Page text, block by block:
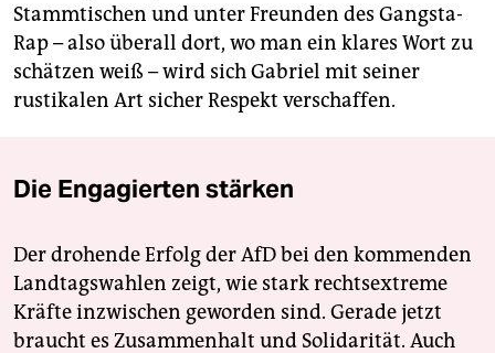
Stammtischen und unter Freunden des Gangsta-
Rap – also überall dort, wo man ein klares Wort zu
schätzen weiß – wird sich Gabriel mit seiner
rustikalen Art sicher Respekt verschaffen.
Die Engagierten stärken
Der drohende Erfolg der AfD bei den kommenden
Landtagswahlen zeigt, wie stark rechtsextreme
Kräfte inzwischen geworden sind. Gerade jetzt
braucht es Zusammenhalt und Solidarität. Auch